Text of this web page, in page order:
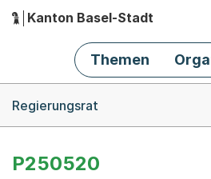
Hauptnavigation
Kanton Basel-Stadt
Themen
Regierungsrat
P250520